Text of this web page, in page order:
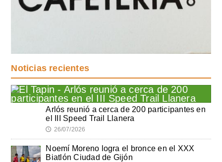
Noticias recientes
Arlós reunió a cerca de 200 participantes en
el III Speed Trail Llanera
🕔 26/07/2026
Noemí Moreno logra el bronce en el XXX
Biatlón Ciudad de Gijón